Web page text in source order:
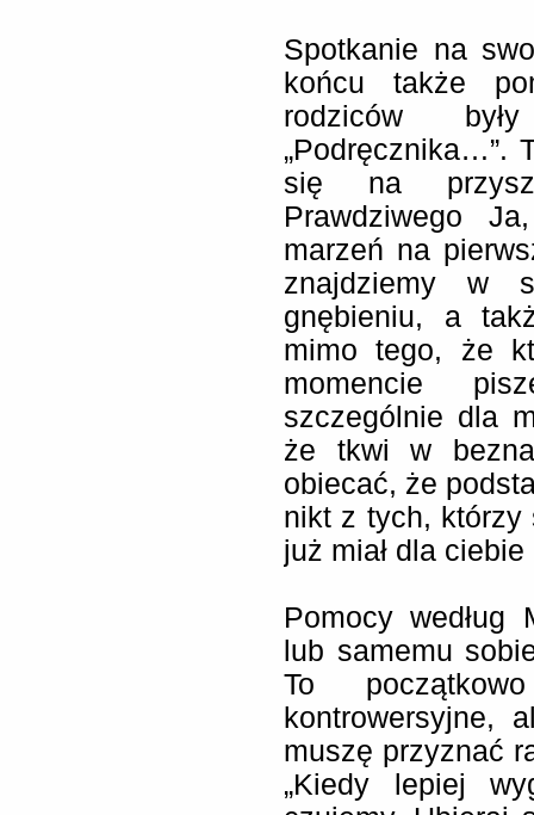
Spotkanie na
końcu także
rodziców
„Podręcznika…”.
się na
Prawdziwego
marzeń na
znajdziemy w
gnębieniu, a
mimo tego, że
momencie
szczególnie dla
że tkwi w
obiecać, że
nikt z tych, którzy
już miał dla
Pomocy według
lub samemu
To
kontrowersyjne,
muszę przyznać
„Kiedy lepiej